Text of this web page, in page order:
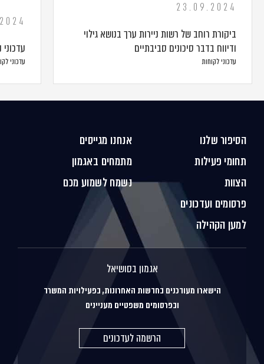
23.09.2024
ביקורת רוחב של רשות ניירות ערך בנושא גילוי
ודיווח בדבר סיכונים סביבתיים
עדכוני לקוחות
עדכוני
עדכוני
הסיפור שלנו
תחומי פעילות
הצוות
פרסומים ועדכונים
למען הקהילה
אנחנו מגייסים
מתמחים באגמון
נשמח לשמוע מכם
אגמון בסושיאל
הישארו מעודכנים בחדשות האחרונות, בפעילויות המשרד
ובפרסומים משפטיים מעניינים
הרשמה לעדכונים